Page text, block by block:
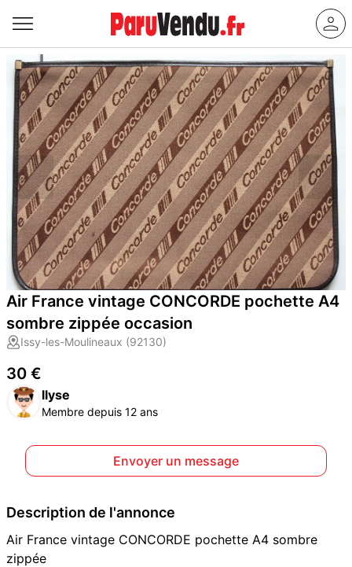
Air France vintage CONCORDE pochette A4
sombre zippée occasion
Issy-les-Moulineaux (92130)
30 €
llyse
Membre depuis 12 ans
Envoyer un message
Description de l'annonce
Air France vintage CONCORDE pochette A4 sombre
zippée